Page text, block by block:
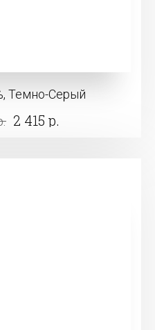
Темно-Серый
2 415 р.